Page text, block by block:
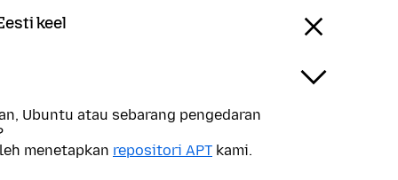
keel
Ubuntu atau sebarang pengedaran
menetapkan repositori APT kami.